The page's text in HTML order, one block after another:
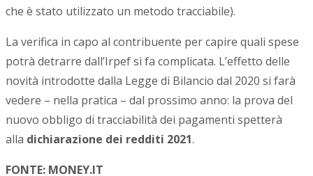
che è stato utilizzato un metodo tracciabile).
La verifica in capo al contribuente per capire quali spese
potrà detrarre dall’Irpef si fa complicata. L’effetto delle
novità introdotte dalla Legge di Bilancio dal 2020 si farà
vedere – nella pratica – dal prossimo anno: la prova del
nuovo obbligo di tracciabilità dei pagamenti spetterà
alla dichiarazione dei redditi 2021.
FONTE: MONEY.IT